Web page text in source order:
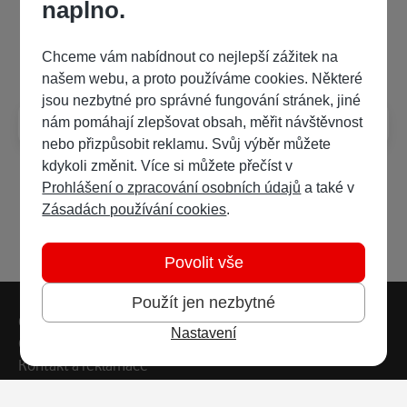
Často kladené dotazy
Jak poslouchat audioknihy?
Patička webu
Vedlejší navigace
Časté dotazy
Obchodní podmínky
Kontakt a reklamace
naplno.
Chceme vám nabídnout co nejlepší zážitek na
našem webu, a proto používáme cookies. Některé
jsou nezbytné pro správné fungování stránek, jiné
nám pomáhají zlepšovat obsah, měřit návštěvnost
nebo přizpůsobit reklamu. Svůj výběr můžete
kdykoli změnit. Více si můžete přečíst v
Prohlášení o zpracování osobních údajů a také v
Zásadách používání cookies.
Použít jen nezbytné
Povolit vše
Nastavení